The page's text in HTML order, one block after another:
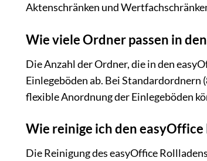
Aktenschränken und
Wie viele Ordner passen in
Die Anzahl der Ordner, die in den
Einlegeböden ab. Bei Standardordnern
flexible Anordnung der Einlegeböden
Wie reinige ich den
Die Reinigung des easyOffice